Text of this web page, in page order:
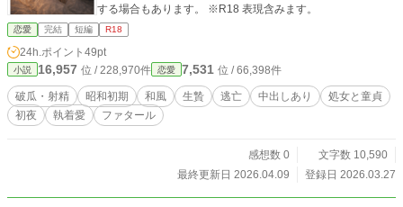
する場合もあります。 ※R18 表現含みます。
恋愛 完結 短編 R18
24h.ポイント 49pt
小説 16,957 位 / 228,970件 恋愛 7,531 位 / 66,398件
破瓜・射精 昭和初期 和風 生贄 逃亡 中出しあり
処女と童貞
初夜
執着愛 ファタール
感想数 0
文字数 10,590
最終更新日 2026.04.09
登録日 2026.03.27